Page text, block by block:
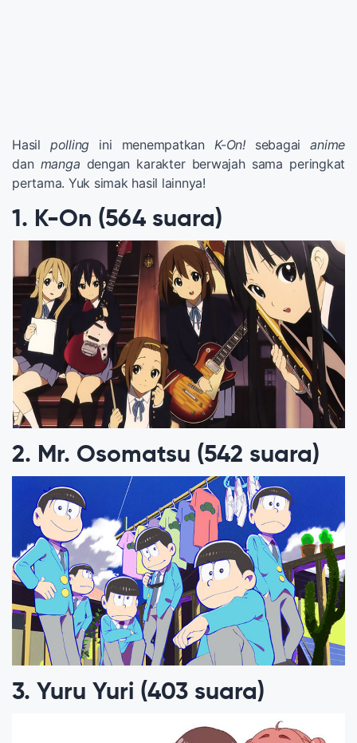
Hasil polling ini menempatkan K-On!sebagaianime
dan manga dengan karakter berwajah sama peringkat
pertama. Yuk simak hasil lainnya!
1. K-On (564 suara)
2. Mr. Osomatsu (542 suara)
3. Yuru Yuri (403 suara)